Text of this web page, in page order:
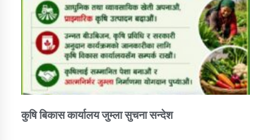
कुषि बिकास कार्यालय जुम्ला सुचना सन्देश